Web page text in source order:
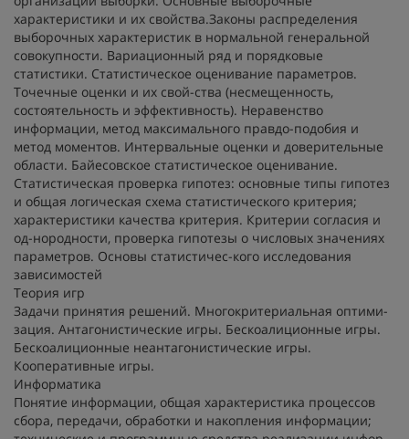
характеристики и их свойства.Законы распределения
выборочных характеристик в нормальной генеральной
совокупности. Вариационный ряд и порядковые
статистики. Статистическое оценивание параметров.
Точечные оценки и их свой-ства (несмещенность,
состоятельность и эффективность). Неравенство
информации, метод максимального правдо-подобия и
метод моментов. Интервальные оценки и доверительные
области. Байесовское статистическое оценивание.
Статистическая проверка гипотез: основные типы гипотез
и общая логическая схема статистического критерия;
характеристики качества критерия. Критерии согласия и
од-нородности, проверка гипотезы о числовых значениях
параметров. Основы статистичес-кого исследования
зависимостей
Теория игр
Задачи принятия решений. Многокритериальная оптими-
зация. Антагонистические игры. Бескоалиционные игры.
Бескоалиционные неантагонистические игры.
Кооперативные игры.
Информатика
Понятие информации, общая характеристика процессов
сбора, передачи, обработки и накопления информации;